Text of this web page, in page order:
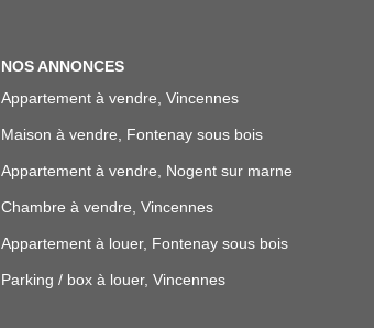
NOS ANNONCES
Appartement à vendre, Vincennes
Maison à vendre, Fontenay sous bois
Appartement à vendre, Nogent sur marne
Chambre à vendre, Vincennes
Appartement à louer, Fontenay sous bois
Parking / box à louer, Vincennes